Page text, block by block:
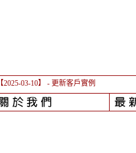
【2025-03-10】 - 更新客戶實例